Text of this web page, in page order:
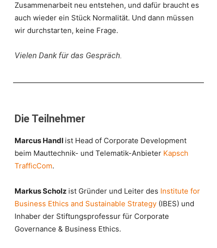
Zusammenarbeit neu entstehen, und dafür braucht es
auch wieder ein Stück Normalität. Und dann müssen
wir durchstarten, keine Frage.
Vielen Dank für das Gespräch.
Die Teilnehmer
Marcus Handl ist Head of Corporate Development
beim Mauttechnik- und Telematik-Anbieter Kapsch
TrafficCom.
Markus Scholz ist Gründer und Leiter des Institute for
Business Ethics and Sustainable Strategy (IBES) und
Inhaber der Stiftungsprofessur für Corporate
Governance & Business Ethics.